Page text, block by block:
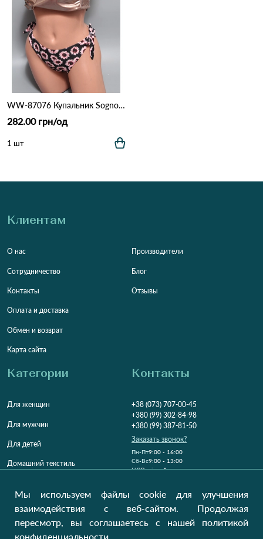
WW-87076 Купальник Sogno D*oro Разные цвета
282.00 грн/од
1 шт
Клиентам
О нас
Сотрудничество
Контакты
Оплата и доставка
Обмен и возврат
Карта сайта
Производители
Блог
Отзывы
Категории
Для женщин
Для мужчин
Для детей
Домашний текстиль
Контакты
+38 (073) 707-00-45
+380 (99) 302-84-98
+380 (99) 387-81-50
Заказать звонок?
Пн-Пт9:00 - 16:00
Cб-Вс9:00 - 13:00
НДВихідний
Україна, Луцьк, 43000
Наши обновления
Мы используем файлы cookie для улучшения
взаимодействия с веб-сайтом. Продолжая
пересмотр, вы соглашаетесь с нашей политикой
конфиденциальности.